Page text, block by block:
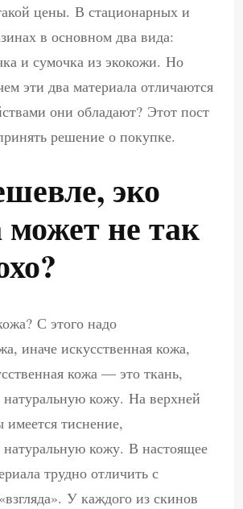
цены. В стационарных и
в основном два вида:
и сумочка из экокожи. Но
эти два материала отличаются
они обладают? Этот пост
решение о покупке.
эко
может не так
С этого надо
иначе искусственная кожа,
кожа — это ткань,
кожу. На верхней
имеется тиснение,
кожу. В настоящее
трудно отличить с
У каждого из скинов